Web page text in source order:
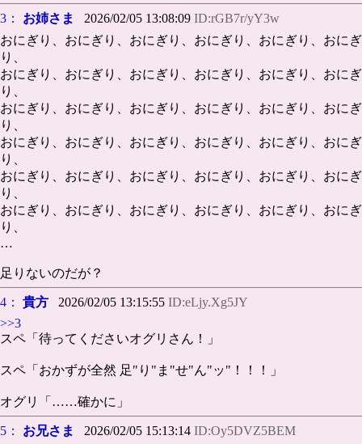
3： お姉さま 2026/02/05 13:08:09 ID:rGB7r/yY3w
おにぎり、おにぎり、おにぎり、おにぎり、おにぎり、おにぎ
り、
おにぎり、おにぎり、おにぎり、おにぎり、おにぎり、おにぎ
り、
おにぎり、おにぎり、おにぎり、おにぎり、おにぎり、おにぎ
り、
おにぎり、おにぎり、おにぎり、おにぎり、おにぎり、おにぎ
り、
おにぎり、おにぎり、おにぎり、おにぎり、おにぎり、おにぎ
り、
おにぎり、おにぎり、おにぎり、おにぎり、おにぎり、おにぎ
り、
…
足りないのだが？
4： 貴方 2026/02/05 13:15:55 ID:eLjy.Xg5JY
>>3
スペ「待ってくださいオグリさん！」
スペ「おかずが全然 足"り"ま"せ"ん"ッ"！！！」
オグリ「……確かに」
5： お兄さま 2026/02/05 15:13:14 ID:Oy5DVZ5BEM